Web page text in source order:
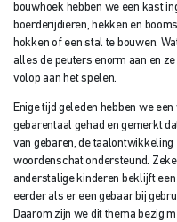
bouwhoek hebben we een kast
boerderijdieren, hekken en
hokken of een stal te bouwen.
alles de peuters enorm aan en
volop aan het spelen.
Enige tijd geleden hebben we
gebarentaal gehad en gemerkt
van gebaren, de taalontwikkeling
woordenschat ondersteund.
anderstalige kinderen beklijft
eerder als er een gebaar bij
Daarom zijn we dit thema bezig